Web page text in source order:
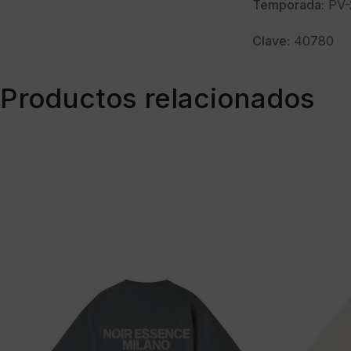
Temporada:
Clave: 40780
Productos relacionados